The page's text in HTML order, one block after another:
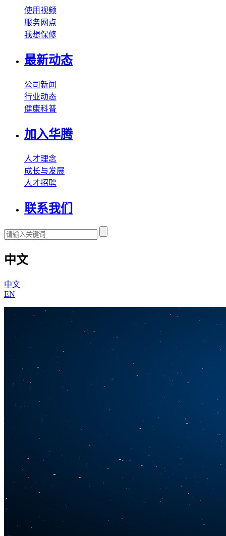
使用视频
服务网点
我想保修
最新动态
公司新闻
行业动态
健康科普
加入华腾
人才理念
成长与发展
人才招聘
联系我们
中文
中文
EN